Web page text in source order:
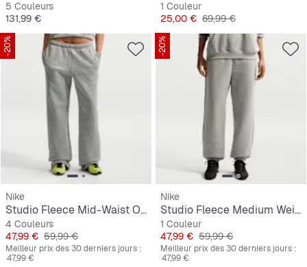
5 Couleurs
Prix
131,99 €
1 Couleur
Prix
25,00 € Prix original
69,99 €
-20%
Nike
Studio Fleece Mid-Waist Open-Hem Pant
4 Couleurs
Prix
47,99 € Prix original
59,99 €
Meilleur prix des 30 derniers jours :
47,99 €
-20%
Nike
Studio Fleece Medium Weight High-Rise Oversized Cuffed Pants
1 Couleur
Prix
47,99 € Prix original
59,99 €
Meilleur prix des 30 derniers jours :
47,99 €